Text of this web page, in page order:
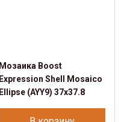
Мозаика Boost
Expression Shell Mosaico
Ellipse (AYY9) 37х37.8